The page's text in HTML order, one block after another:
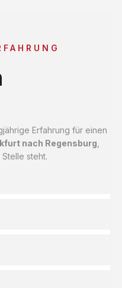
Erfahrung für einen
nach Regensburg
steht.